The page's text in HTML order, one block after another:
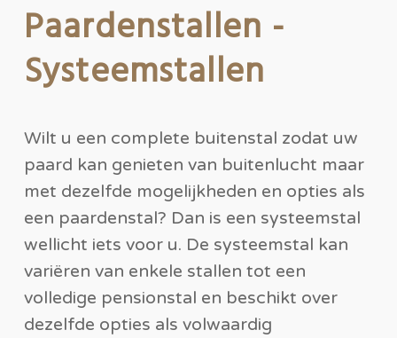
Paardenstallen -
Systeemstallen
Wilt u een complete buitenstal zodat uw
paard kan genieten van buitenlucht maar
met dezelfde mogelijkheden en opties als
een paardenstal? Dan is een systeemstal
wellicht iets voor u. De systeemstal kan
variëren van enkele stallen tot een
volledige pensionstal en beschikt over
dezelfde opties als volwaardig